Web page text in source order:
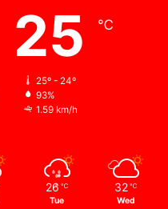
25 ℃
25º - 24º
93%
1.59 km/h
26 ℃
Tue
32 ℃
Wed